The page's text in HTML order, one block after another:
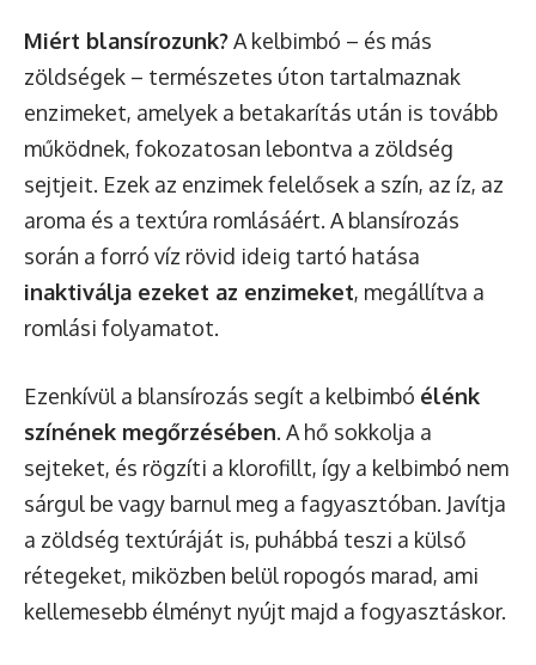
Miért blansírozunk?A kelbimbó – és más
zöldségek – természetes úton tartalmaznak
enzimeket, amelyek a betakarítás után is tovább
működnek, fokozatosan lebontva a zöldség
sejtjeit. Ezek az enzimek felelősek a szín, az íz, az
aroma és a textúra romlásáért. A blansírozás
során a forró víz rövid ideig tartó hatása
inaktiválja ezeket az enzimeket, megállítva a
romlási folyamatot.
Ezenkívül a blansírozás segít a kelbimbó élénk
színének megőrzésében. A hő sokkolja a
sejteket, és rögzíti a klorofillt, így a kelbimbó nem
sárgul be vagy barnul meg a fagyasztóban. Javítja
a zöldség textúráját is, puhábbá teszi a külső
rétegeket, miközben belül ropogós marad, ami
kellemesebb élményt nyújt majd a fogyasztáskor.